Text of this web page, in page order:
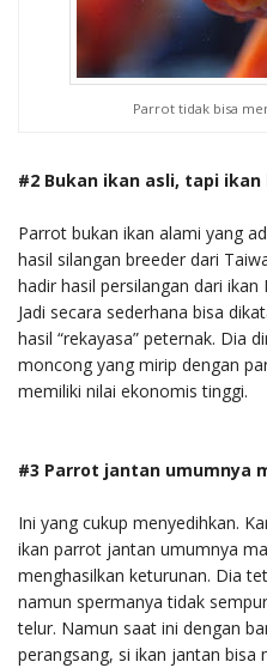
Parrot tidak bisa
#2 Bukan ikan asli, tapi
Parrot bukan ikan alami yang
hasil silangan breeder dari
hadir hasil persilangan dari ikan
Jadi secara sederhana bisa
hasil “rekayasa” peternak. Dia
moncong yang mirip dengan
memiliki nilai ekonomis tinggi.
#3 Parrot jantan umumnya
Ini yang cukup menyedihkan.
ikan parrot jantan umumnya
menghasilkan keturunan. Dia
namun spermanya tidak
telur. Namun saat ini dengan
perangsang, si ikan jantan bisa